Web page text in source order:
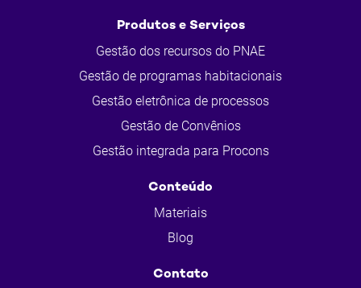
Produtos e Serviços
Gestão dos recursos do PNAE
Gestão de programas habitacionais
Gestão eletrônica de processos
Gestão de Convênios
Gestão integrada para Procons
Conteúdo
Materiais
Blog
Contato